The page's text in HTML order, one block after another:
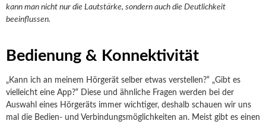
kann man nicht nur die Lautstärke, sondern auch die Deutlichkeit
beeinflussen.
Bedienung & Konnektivität
„Kann ich an meinem Hörgerät selber etwas verstellen?“ „Gibt es
vielleicht eine App?“ Diese und ähnliche Fragen werden bei der
Auswahl eines Hörgeräts immer wichtiger, deshalb schauen wir uns
mal die Bedien- und Verbindungsmöglichkeiten an. Meist gibt es einen